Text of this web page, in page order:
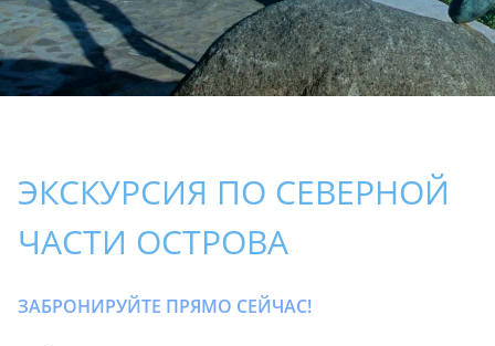
ЭКСКУРСИЯ ПО СЕВЕРНОЙ
ЧАСТИ ОСТРОВА
ЗАБРОНИРУЙТЕ ПРЯМО СЕЙЧАС!